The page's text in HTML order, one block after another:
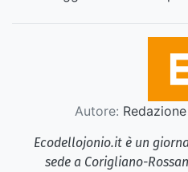
Autore:
Ecodellojonio.it è un
sede a Corigliano-